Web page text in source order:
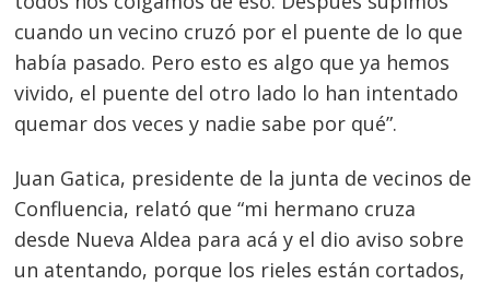
cuando un vecino cruzó por el puente de lo que
había pasado. Pero esto es algo que ya hemos
vivido, el puente del otro lado lo han intentado
quemar dos veces y nadie sabe por qué”.
Juan Gatica, presidente de la junta de vecinos de
Confluencia, relató que “mi hermano cruza
desde Nueva Aldea para acá y el dio aviso sobre
un atentando, porque los rieles están cortados,